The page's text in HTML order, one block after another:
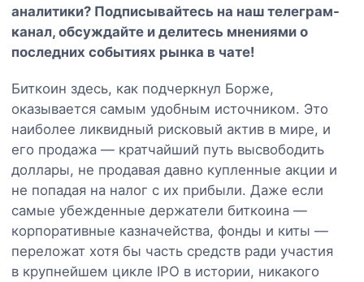
аналитики? Подписывайтесь на наш телеграм-
канал, обсуждайте и делитесь мнениями о
последних событиях рынка в чате!
Биткоин здесь, как подчеркнул Борже,
оказывается самым удобным источником. Это
наиболее ликвидный рисковый актив в мире, и
его продажа — кратчайший путь высвободить
доллары, не продавая давно купленные акции и
не попадая на налог с их прибыли. Даже если
самые убежденные держатели биткоина —
корпоративные казначейства, фонды и киты —
переложат хотя бы часть средств ради участия
в крупнейшем цикле IPO в истории, никакого